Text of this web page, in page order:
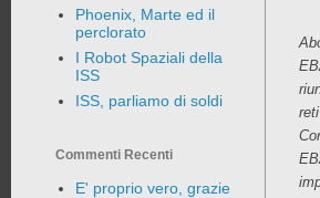
Phoenix, Marte ed il
perclorato
I Robot Spaziali della
ISS
ISS, parliamo di soldi
Commenti Recenti
E' proprio vero, grazie